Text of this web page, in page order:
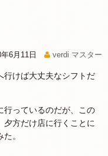
6月11日 verdi マスター
行けば大丈夫なシフトだ
行っているのだが、この
夕方だけ店に行くことに
。